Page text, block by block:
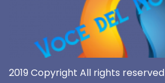
2019 Copyright All rights reserved